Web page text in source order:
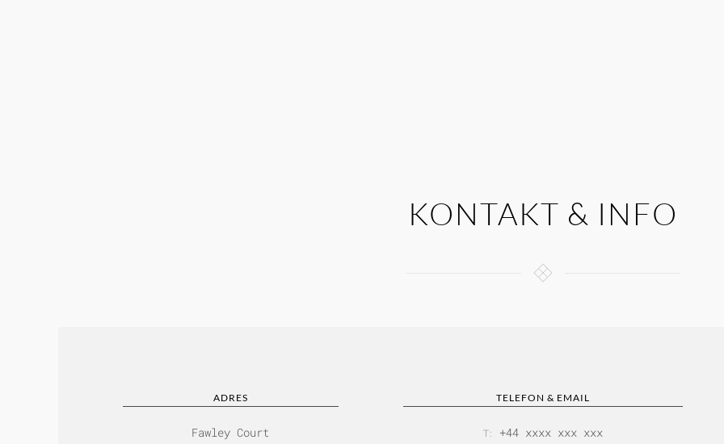
KONTAKT & INFO
ADRES
Fawley Court
TELEFON & EMAIL
T: +44 xxxx xxx xxx